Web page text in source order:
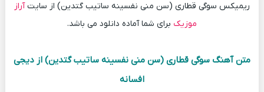
ریمیکس سوگی قطاری (سن منی نفسینه ساتیب گتدین) از سایتآراز
موزیک برای شما آماده دانلود می باشد.
متن آهنگ سوگی قطاری (سن منی نفسینه ساتیب گتدین) از دیجی
افسانه